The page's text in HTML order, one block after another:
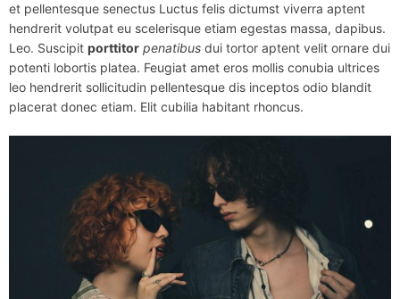
et pellentesque senectus Luctus felis dictumst viverra aptent
hendrerit volutpat eu scelerisque etiam egestas massa, dapibus.
Leo. Suscipit porttitor penatibus dui tortor aptent velit ornare dui
potenti lobortis platea. Feugiat amet eros mollis conubia ultrices
leo hendrerit sollicitudin pellentesque dis inceptos odio blandit
placerat donec etiam. Elit cubilia habitant rhoncus.